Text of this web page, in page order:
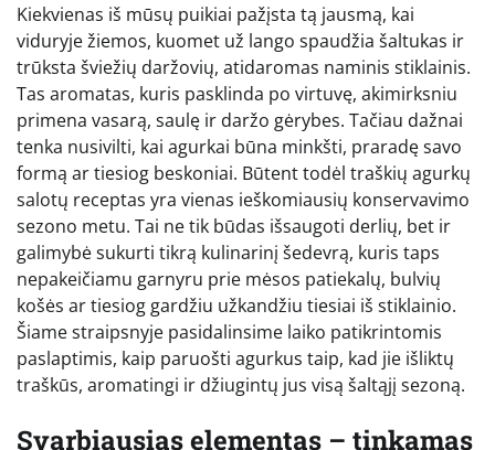
Kiekvienas iš mūsų puikiai pažįsta tą jausmą, kai
viduryje žiemos, kuomet už lango spaudžia šaltukas ir
trūksta šviežių daržovių, atidaromas naminis stiklainis.
Tas aromatas, kuris pasklinda po virtuvę, akimirksniu
primena vasarą, saulę ir daržo gėrybes. Tačiau dažnai
tenka nusivilti, kai agurkai būna minkšti, praradę savo
formą ar tiesiog beskoniai. Būtent todėl traškių agurkų
salotų receptas yra vienas ieškomiausių konservavimo
sezono metu. Tai ne tik būdas išsaugoti derlių, bet ir
galimybė sukurti tikrą kulinarinį šedevrą, kuris taps
nepakeičiamu garnyru prie mėsos patiekalų, bulvių
košės ar tiesiog gardžiu užkandžiu tiesiai iš stiklainio.
Šiame straipsnyje pasidalinsime laiko patikrintomis
paslaptimis, kaip paruošti agurkus taip, kad jie išliktų
traškūs, aromatingi ir džiugintų jus visą šaltąjį sezoną.
Svarbiausias elementas – tinkamas